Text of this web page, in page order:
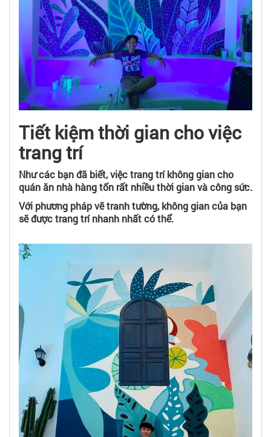
Tiết kiệm thời gian cho việc
trang trí
Như các bạn đã biết, việc trang trí không gian cho
quán ăn nhà hàng tốn rất nhiều thời gian và công sức.
Với phương pháp vẽ tranh tường, không gian của bạn
sẽ được trang trí nhanh nhất có thể.